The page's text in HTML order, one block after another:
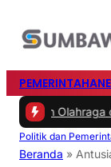
PEMERINTAHAN
Olahraga dan
Politik dan
Beranda »